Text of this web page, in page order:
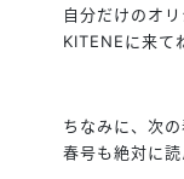
自分だけのオ
KITENEに来て
ちなみに、次
春号も絶対に読